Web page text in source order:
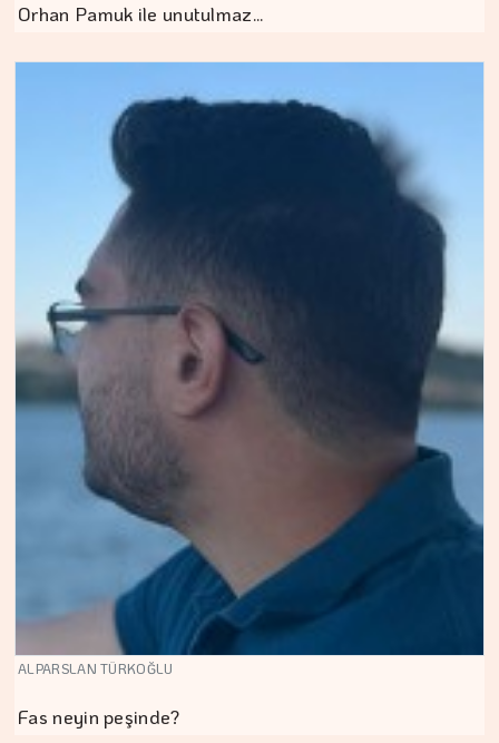
Orhan Pamuk ile unutulmaz…
ALPARSLAN TÜRKOĞLU
Fas neyin peşinde?